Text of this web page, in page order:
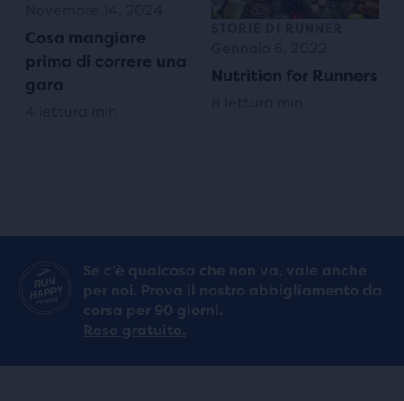
Cosa mangiare
prima di correre una
gara
Nutrition for Runners
Se c’è qualcosa che non va, vale anche
per noi. Prova il nostro abbigliamento da
corsa per 90 giorni.
Reso gratuito.